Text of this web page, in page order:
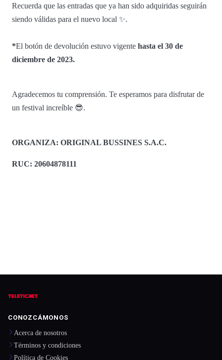
Recuerda que las entradas que ya han sido adquiridas seguirán
siendo válidas para el nuevo local ✨.
*El botón de devolución estuvo vigente hasta el 30 de
diciembre de 2023.
Agradecemos tu comprensión. Te esperamos para disfrutar de
un festival increíble 😎.
ORGANIZA: ORIGINAL BUSSINES S.A.C.
RUC: 20604878111
CONOZCÁMONOS
Acerca de nosotros
Términos y condiciones
Política de Cookies